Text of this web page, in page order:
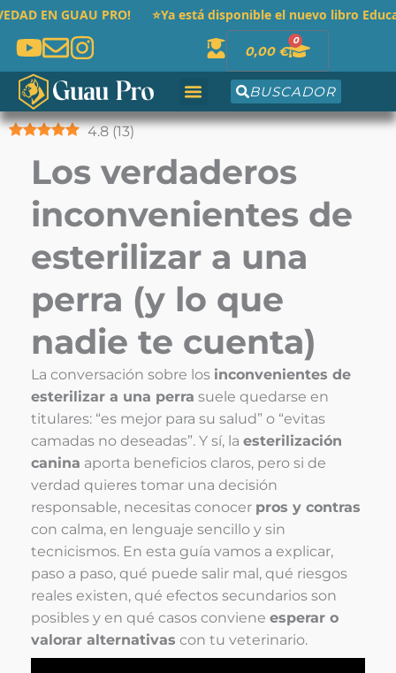
Ir
contenido
GUAU PRO! ⭐Ya está disponible el nuevo libroEduca a tu
0,00 €
0
Cart
BUSCADOR
4.8 (13)
Los verdaderos
inconvenientes de
esterilizar a una
perra (y lo que
nadie te cuenta)
La conversación sobre los inconvenientes de
esterilizar a una perra suele quedarse en
titulares: “es mejor para su salud” o “evitas
camadas no deseadas”. Y sí, la esterilización
canina aporta beneficios claros, pero si de
verdad quieres tomar una decisión
responsable, necesitas conocer pros y contras
con calma, en lenguaje sencillo y sin
tecnicismos. En esta guía vamos a explicar,
paso a paso, qué puede salir mal, qué riesgos
reales existen, qué efectos secundarios son
posibles y en qué casos conviene esperar o
valorar alternativas con tu veterinario.